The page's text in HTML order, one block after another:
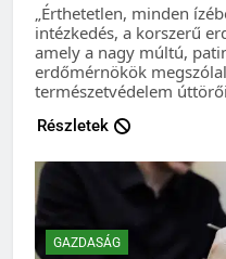
„Érthetetlen, minden
intézkedés, a korszerű
amely a nagy múltú,
erdőmérnökök
természetvédelem
Részletek
GAZDASÁG